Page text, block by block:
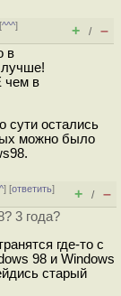
^^^]
+ / –
в
чем в
сути остались
можно было
] [ответить]
+ / –
3 года?
где-то с
98 и Windows
старый